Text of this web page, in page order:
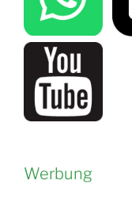
Werbung